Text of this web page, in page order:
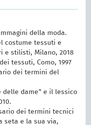
della moda.
costume tessuti e
e stilisti, Milano, 2018
tessuti, Como, 1997
dei termini del
delle dame" e il lessico
dei termini tecnici
seta e la sua via,